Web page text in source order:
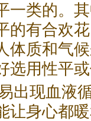
一类的。
的有合欢
体质和气
选用性平
现血液
让身心都